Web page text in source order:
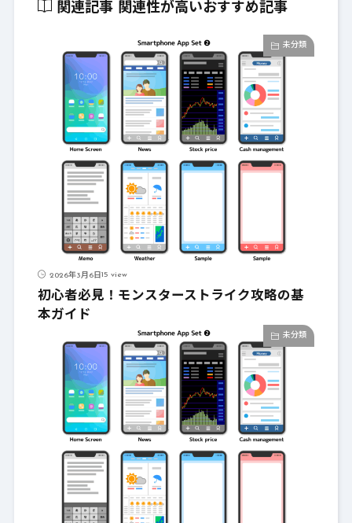
関連記事 関連性が高いおすすめ記事
未分類
2026年3月6日15 view
初心者必見！モンスターストライク攻略の基
本ガイド
未分類